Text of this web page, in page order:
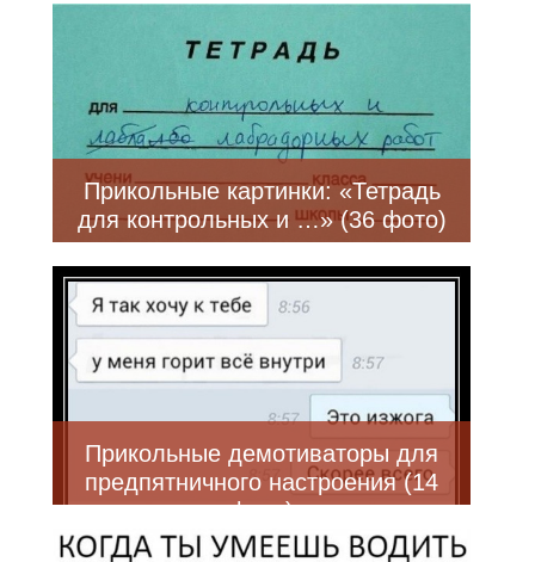
Прикольные картинки: «Тетрадь
для контрольных и …» (36 фото)
Прикольные демотиваторы для
предпятничного настроения (14
фото)